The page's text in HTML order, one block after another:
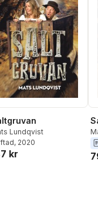
Lundqvist
, 2020
kr